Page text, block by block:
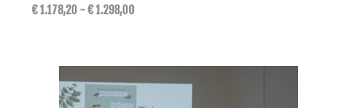
€1.178,20 -€1.298,00